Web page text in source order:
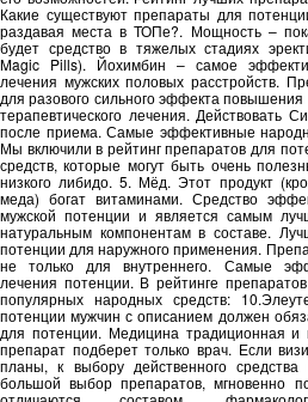
Какие существуют препараты для
раздавая места в ТОПе?. Мощность –
будет средство в тяжелых стадиях
Magic Pills). Йохимбин – самое
лечения мужских половых расстройств.
для разового сильного эффекта
терапевтического лечения. Действовать
после приема. Самые эффективные
Мы включили в рейтинг препаратов для
средств, которые могут быть очень
низкого либидо. 5. Мёд. Этот продукт
меда) богат витаминами. Средство
мужской потенции и является самым
натуральным компонентам в составе.
потенции для наружного применения.
не только для внутреннего. Самые
лечения потенции. В рейтинге
популярных народных средств:
потенции мужчин с описанием должен
для потенции. Медицина традиционная
препарат подберет только врач. Если
планы, к выбору действенного
большой выбор препаратов, мгновенно